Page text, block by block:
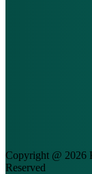
Copyright @
Reserved